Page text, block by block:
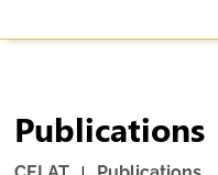
Publications